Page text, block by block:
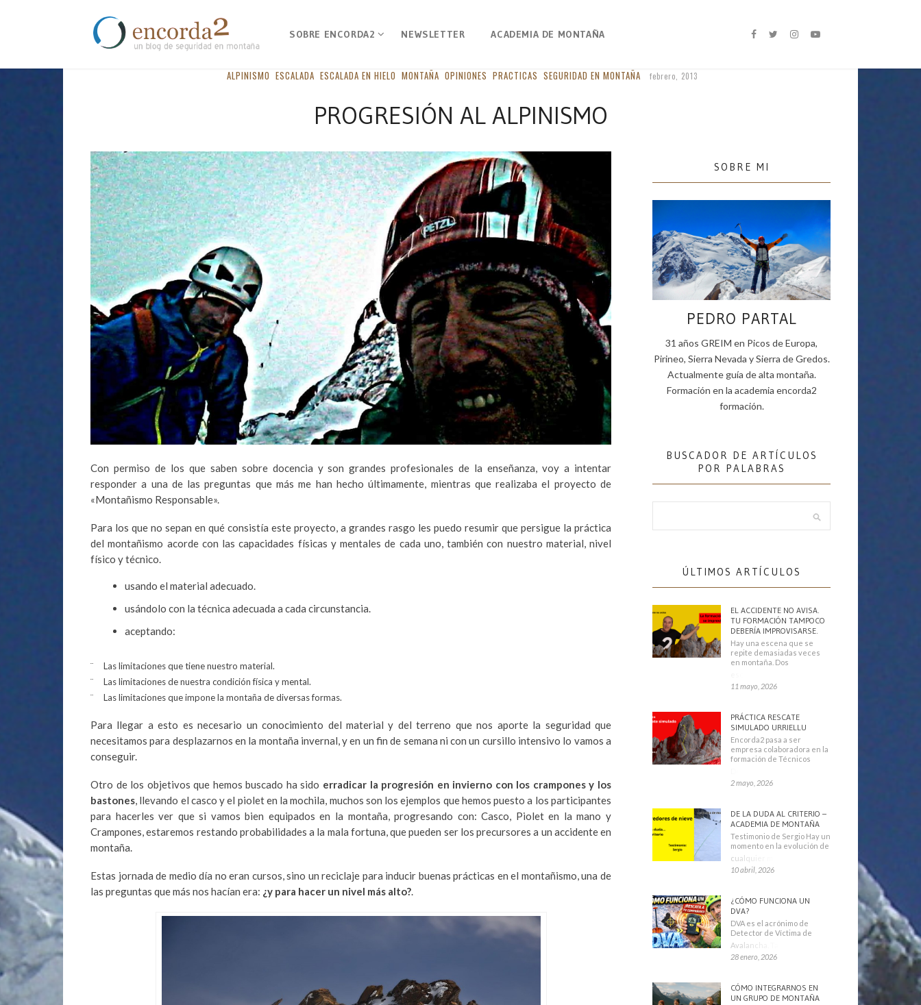
SOBRE ENCORDA2 NEWSLETTER ACADEMIA DE MONTAÑA
ALPINISMO ESCALADA ESCALADA EN HIELO MONTAÑA OPINIONES PRACTICAS SEGURIDAD EN MONTAÑA febrero, 2013
PROGRESIÓN AL ALPINISMO
Con permiso de los que saben sobre docencia y son grandes profesionales de la enseñanza, voy a intentar
responder a una de las preguntas que más me han hecho últimamente, mientras que realizaba el proyecto de
«Montañismo Responsable».
Para los que no sepan en qué consistía este proyecto, a grandes rasgo les puedo resumir que persigue la práctica
del montañismo acorde con las capacidades físicas y mentales de cada uno, también con nuestro material, nivel
físico y técnico.
usando el material adecuado.
usándolo con la técnica adecuada a cada circunstancia.
aceptando:
¨ Las limitaciones que tiene nuestro material.
¨ Las limitaciones de nuestra condición física y mental.
¨ Las limitaciones que impone la montaña de diversas formas.
Para llegar a esto es necesario un conocimiento del material y del terreno que nos aporte la seguridad que
necesitamos para desplazarnos en la montaña invernal, y en un fin de semana ni con un cursillo intensivo lo vamos a
conseguir.
Otro de los objetivos que hemos buscado ha sido erradicar la progresión en invierno con los crampones y los
bastones, llevando el casco y el piolet en la mochila, muchos son los ejemplos que hemos puesto a los participantes
para hacerles ver que si vamos bien equipados en la montaña, progresando con: Casco, Piolet en la mano y
Crampones, estaremos restando probabilidades a la mala fortuna, que pueden ser los precursores a un accidente en
montaña.
Estas jornada de medio día no eran cursos, sino un reciclaje para inducir buenas prácticas en el montañismo, una de
las preguntas que más nos hacían era: ¿y para hacer un nivel más alto?.
SOBRE MI
PEDRO PARTAL
31 años GREIM en Picos de Europa,
Pirineo, Sierra Nevada y Sierra de Gredos.
Actualmente guía de alta montaña.
Formación en la academia encorda2
formación.
BUSCADOR DE ARTÍCULOS
POR PALABRAS
ÚLTIMOS ARTÍCULOS
EL ACCIDENTE NO AVISA.
TU FORMACIÓN TAMPOCO
DEBERÍA IMPROVISARSE.
Hay una escena que se
repite demasiadas veces
en montaña. Dos
11 mayo, 2026
PRÁCTICA RESCATE
SIMULADO URRIELLU
Encorda2 pasa a ser
empresa colaboradora en la
formación de Técnicos
2 mayo, 2026
DE LA DUDA AL CRITERIO –
ACADEMIA DE MONTAÑA
Testimonio de Sergio Hay un
momento en la evolución de
cualquier montañero
10 abril, 2026
¿CÓMO FUNCIONA UN
DVA?
DVA es el acrónimo de
Detector de Víctima de
Avalancha. También se
28 enero, 2026
CÓMO INTEGRARNOS EN
UN GRUPO DE MONTAÑA